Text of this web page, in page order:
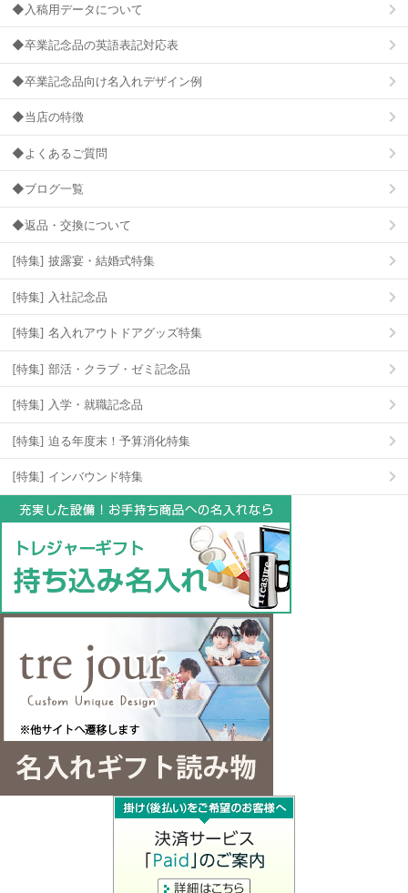
◆入稿用データについて
◆卒業記念品の英語表記対応表
◆卒業記念品向け名入れデザイン例
◆当店の特徴
◆よくあるご質問
◆ブログ一覧
◆返品・交換について
[特集] 披露宴・結婚式特集
[特集] 入社記念品
[特集] 名入れアウトドアグッズ特集
[特集] 部活・クラブ・ゼミ記念品
[特集] 入学・就職記念品
[特集] 迫る年度末！予算消化特集
[特集] インバウンド特集